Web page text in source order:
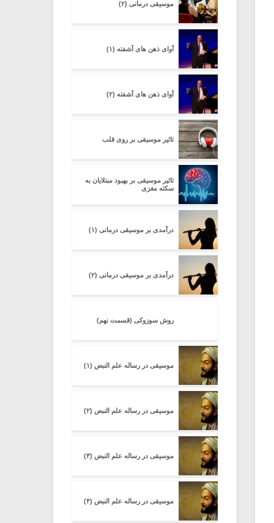
موسیقی درمانی (۲)
آوای ذهن های آشفته (۱)
آوای ذهن های آشفته (۲)
تاثیر موسیقی بر روی قلب
تاثیر موسیقی بر بهبود مبتلایان به
سکته مغزی
درآمدی بر موسیقی درمانی (۱)
درآمدی بر موسیقی درمانی (۲)
روش سوزوکی (قسمت نهم)
موسیقی در رساله علم النبض (۱)
موسیقی در رساله علم النبض (۲)
موسیقی در رساله علم النبض (۳)
موسیقی در رساله علم النبض (۴)